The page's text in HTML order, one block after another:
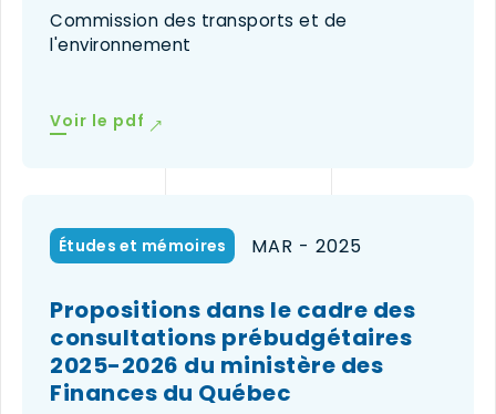
Commission des transports et de
l'environnement
Voir le pdf (le
nouvelle
fenêtre)
Études et mémoires MAR - 2025
Propositions dans le cadre des
consultations prébudgétaires
2025-2026 du ministère des
Finances du Québec